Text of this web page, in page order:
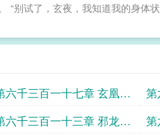
别试了，玄夜，我知道我的身体
六千三百一十七章 玄凰神
第
心
六千三百一十三章 邪龙成
第